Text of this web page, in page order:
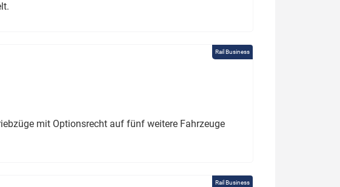
Rail Business
mit Optionsrecht auf fünf weitere Fahrzeuge
Rail Business